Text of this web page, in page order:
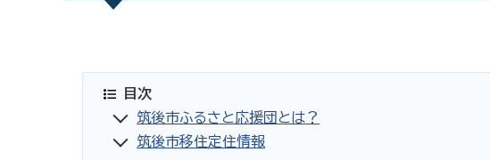
目次
筑後市ふるさと応援団とは？
筑後市移住定住情報